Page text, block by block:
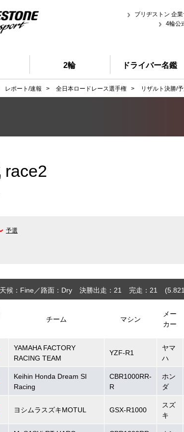
ブリヂストン 企業
4輪公
2輪 ドライバー名鑑
レポート/速報 > 全日本ロードレース選手権 > リザルト決勝/
race2
予選
天候：Fine 路面：Dry 決勝出走：21 完走：21 (5.821
チーム マシン
メー
カー
YAMAHA FACTORY
RACING TEAM
YZF-R1
ヤマ
ハ
Keihin Honda Dream SI
Racing
CBR1000RR-
R
ホン
ダ
ヨシムラスズキMOTUL GSX-R1000
スズ
キ